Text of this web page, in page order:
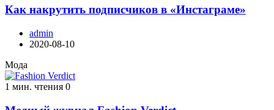
Как накрутить подписчиков в «Инстаграме»
admin
2020-08-10
Мода
1 мин. чтения 0